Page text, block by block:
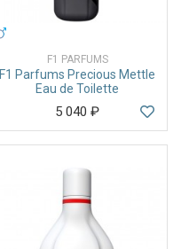
F1 PARFUMS
F1 Parfums Precious Mettle
Eau de Toilette
5 040 ₽